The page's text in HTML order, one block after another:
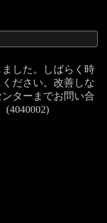
した。しばらく時
ださい。改善しな
ターまでお問い合
(4040002)